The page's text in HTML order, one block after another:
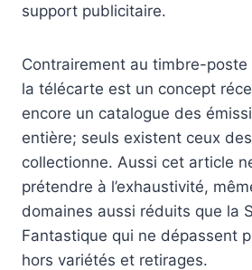
support publicitaire.
Contrairement au timbre-
la télécarte est un concept
encore un catalogue des
entière; seuls existent ceux
collectionne. Aussi cet article
prétendre à l’exhaustivité,
domaines aussi réduits que la
Fantastique qui ne dépassent
hors variétés et retirages.